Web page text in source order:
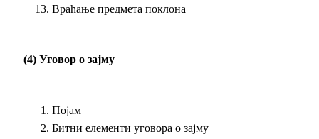
Враћање предмета поклона
(4) Уговор о зајму
Појам
Битни елементи уговора о зајму